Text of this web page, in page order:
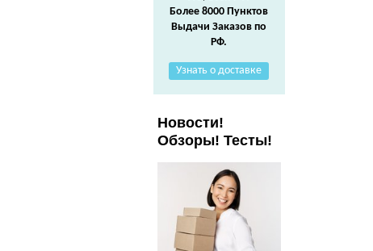
Более 8000 Пунктов
Выдачи Заказов по
РФ.
Узнать о доставке
Новости!
Обзоры! Тесты!